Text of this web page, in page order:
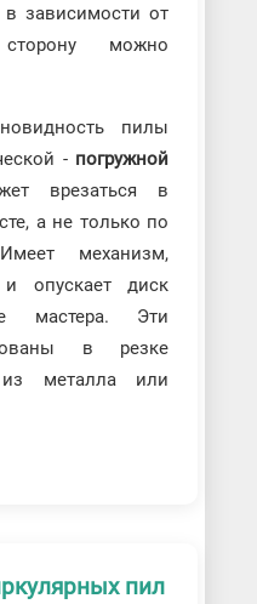
зависимости от
можно
пилы
- погружной
врезаться в
а не только по
механизм,
опускает диск
мастера. Эти
в резке
металла или
пил